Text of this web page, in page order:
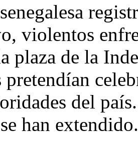
violentos
plaza de la
pretendían
del
han extendido.